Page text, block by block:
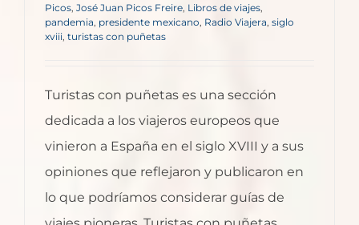
Picos José Juan Picos Freire, Libros de viajes
pandemia presidente mexicano Radio Viajera siglo
xviii turistas con puñetas
Turistas con puñetas es una sección
dedicada a los viajeros europeos que
vinieron a España en el siglo XVIII y a sus
opiniones que reflejaron y publicaron en
lo que podríamos considerar guías de